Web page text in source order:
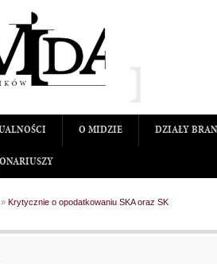
O MIDZIE DZIAŁY
» Krytycznie o opodatkowaniu SKA oraz SK